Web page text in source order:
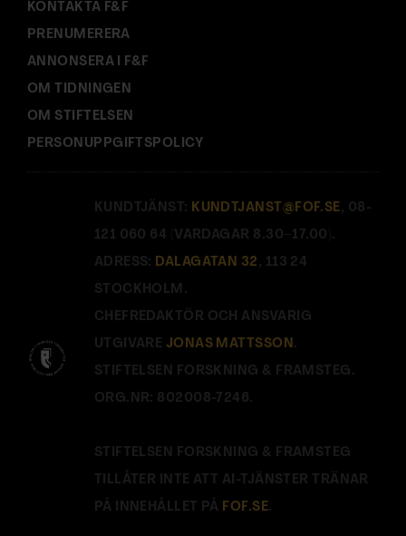
KONTAKTA F&F
PRENUMERERA
ANNONSERA I F&F
OM TIDNINGEN
OM STIFTELSEN
PERSONUPPGIFTSPOLICY
KUNDTJÄNST: KUNDTJANST@FOF.SE , 08-
121 060 64 (VARDAGAR 8.30–17.00).
ADRESS: DALAGATAN 32 , 113 24
STOCKHOLM.
CHEFREDAKTÖR OCH ANSVARIG
UTGIVARE JONAS MATTSSON.
STIFTELSEN FORSKNING & FRAMSTEG.
ORG.NR: 802008-7246.
STIFTELSEN FORSKNING & FRAMSTEG
TILLÅTER INTE ATT AI-TJÄNSTER TRÄNAR
PÅ INNEHÅLLET PÅ FOF.SE.